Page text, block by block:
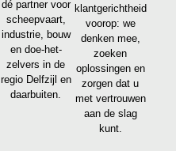
dé partner voor
scheepvaart,
industrie, bouw
en doe-het-
zelvers in de
regio Delfzijl en
daarbuiten.
klantgerichtheid
voorop: we
denken mee,
zoeken
oplossingen en
zorgen dat u
met vertrouwen
aan de slag
kunt.